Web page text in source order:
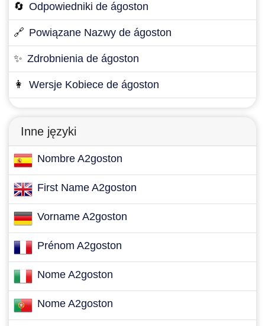
🔄 Odpowiedniki de ágoston
🔗 Powiązane Nazwy de ágoston
✨ Zdrobnienia de ágoston
👩 Wersje Kobiece de ágoston
Inne języki
Nombre A2goston
First Name A2goston
Vorname A2goston
Prénom A2goston
Nome A2goston
Nome A2goston